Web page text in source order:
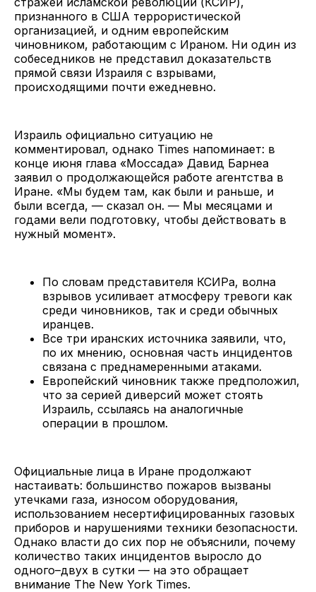
признанного в США террористической
организацией, и одним европейским
чиновником, работающим с Ираном. Ни один из
собеседников не представил доказательств
прямой связи Израиля с взрывами,
происходящими почти ежедневно.
Израиль официально ситуацию не
комментировал, однако Times напоминает: в
конце июня глава «Моссада» Давид Барнеа
заявил о продолжающейся работе агентства в
Иране. «Мы будем там, как были и раньше, и
были всегда, — сказал он. — Мы месяцами и
годами вели подготовку, чтобы действовать в
нужный момент».
По словам представителя КСИРа, волна
взрывов усиливает атмосферу тревоги как
среди чиновников, так и среди обычных
иранцев.
Все три иранских источника заявили, что,
по их мнению, основная часть инцидентов
связана с преднамеренными атаками.
Европейский чиновник также предположил,
что за серией диверсий может стоять
Израиль, ссылаясь на аналогичные
операции в прошлом.
Официальные лица в Иране продолжают
настаивать: большинство пожаров вызваны
утечками газа, износом оборудования,
использованием несертифицированных газовых
приборов и нарушениями техники безопасности.
Однако власти до сих пор не объяснили, почему
количество таких инцидентов выросло до
одного–двух в сутки — на это обращает
внимание The New York Times.